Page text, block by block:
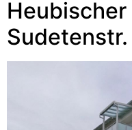
Sudetenstr.